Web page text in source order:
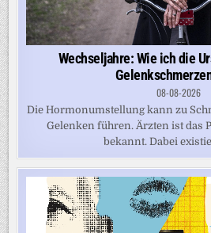
Wechseljahre: Wie ich die
08-08-2026
Die Hormonumstellung kann zu
Gelenken führen. Ärzten ist das
bekannt. Dabei